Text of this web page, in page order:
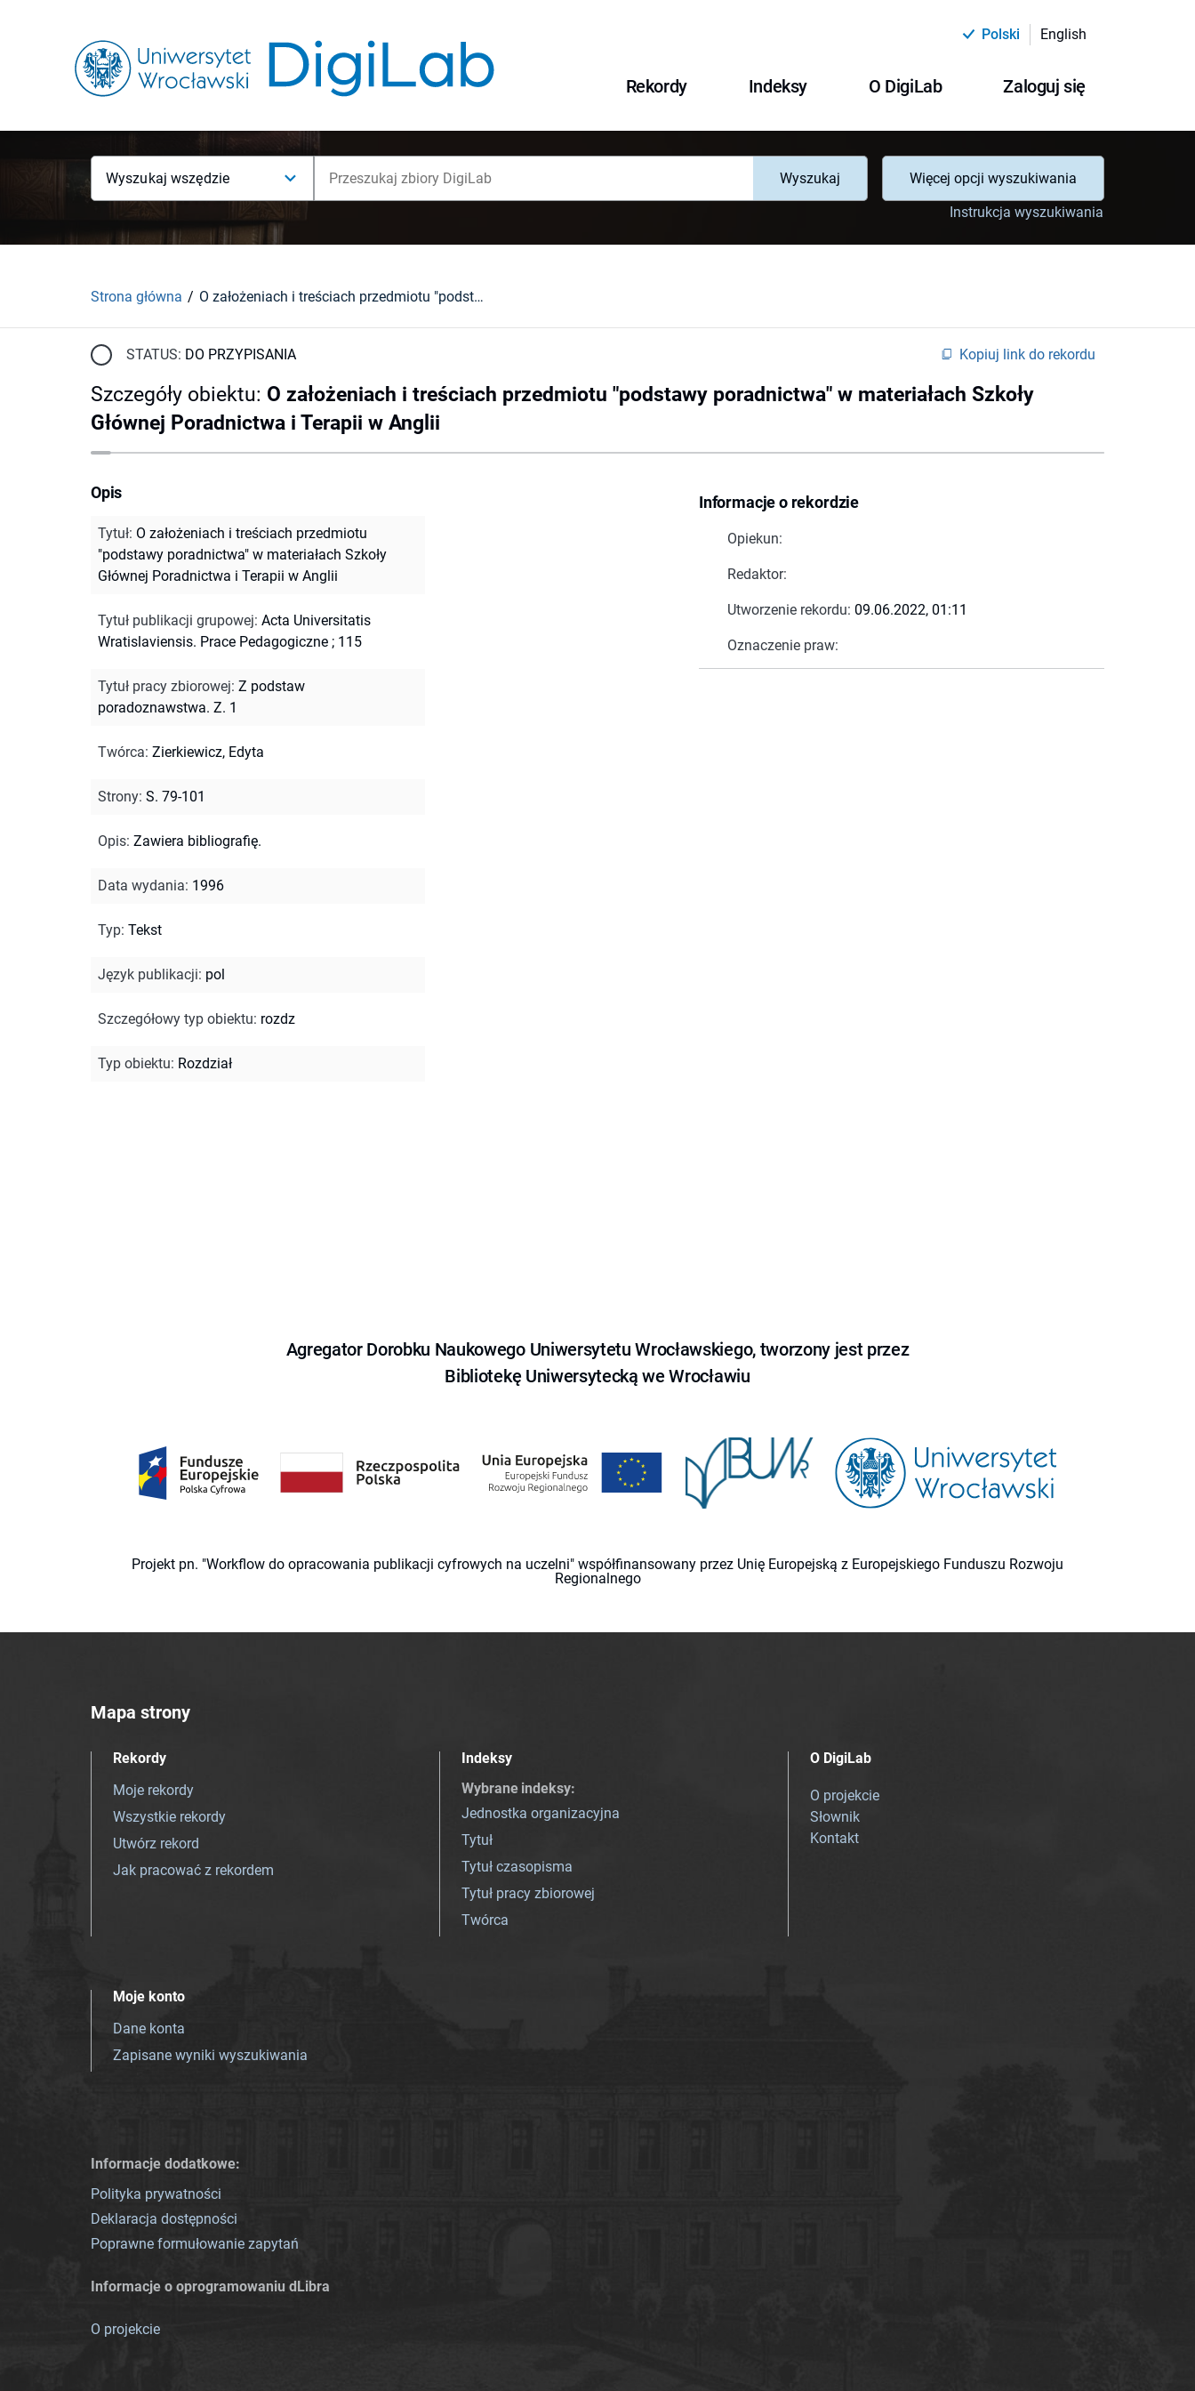
Polski English
Rekordy Indeksy O DigiLab Zaloguj się
Wyszukaj wszędzie Wyszukaj
Więcej opcji wyszukiwania
Instrukcja wyszukiwania
Strona główna O założeniach i treściach przedmiotu "podstawy poradnictwa" w materiałach Szkoły Głównej Poradnictwa i Terapii w Anglii
STATUS: DO PRZYPISANIA Kopiuj link do rekordu
Szczegóły obiektu: O założeniach i treściach przedmiotu "podstawy poradnictwa" w materiałach Szkoły
Głównej Poradnictwa i Terapii w Anglii
Informacje o rekordzie
Opiekun:
Redaktor:
Utworzenie rekordu: 09.06.2022, 01:11
Oznaczenie praw:
Opis
Tytuł: O założeniach i treściach przedmiotu
"podstawy poradnictwa" w materiałach Szkoły
Głównej Poradnictwa i Terapii w Anglii
Tytuł publikacji grupowej: Acta Universitatis
Wratislaviensis. Prace Pedagogiczne ; 115
Tytuł pracy zbiorowej: Z podstaw
poradoznawstwa. Z. 1
Twórca: Zierkiewicz, Edyta
Strony: S. 79-101
Opis: Zawiera bibliografię.
Data wydania: 1996
Typ: Tekst
Język publikacji: pol
Szczegółowy typ obiektu: rozdz
Typ obiektu: Rozdział
Agregator Dorobku Naukowego Uniwersytetu Wrocławskiego, tworzony jest przez
Bibliotekę Uniwersytecką we Wrocławiu
Projekt pn. "Workflow do opracowania publikacji cyfrowych na uczelni" współfinansowany przez Unię Europejską z Europejskiego Funduszu Rozwoju
Regionalnego
Mapa strony
Rekordy
Moje rekordy
Wszystkie rekordy
Utwórz rekord
Jak pracować z rekordem
Indeksy
Wybrane indeksy:
Jednostka organizacyjna
Tytuł
Tytuł czasopisma
Tytuł pracy zbiorowej
Twórca
O DigiLab
O projekcie
Słownik
Kontakt
Moje konto
Dane konta
Zapisane wyniki wyszukiwania
Informacje dodatkowe:
Polityka prywatności
Deklaracja dostępności
Poprawne formułowanie zapytań
Informacje o oprogramowaniu dLibra
O projekcie